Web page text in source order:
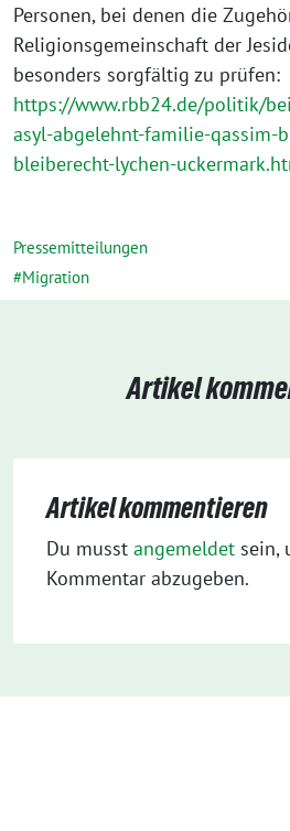
Personen, bei denen die
Religionsgemeinschaft der
besonders sorgfältig zu prüfen:
https://www.rbb24.de/politik/
asyl-abgelehnt-familie-qassim-
bleiberecht-lychen-
Pressemitteilungen
Migration
Artikel
Artikel kommentieren
Du musst angemeldet sein,
Kommentar abzugeben.